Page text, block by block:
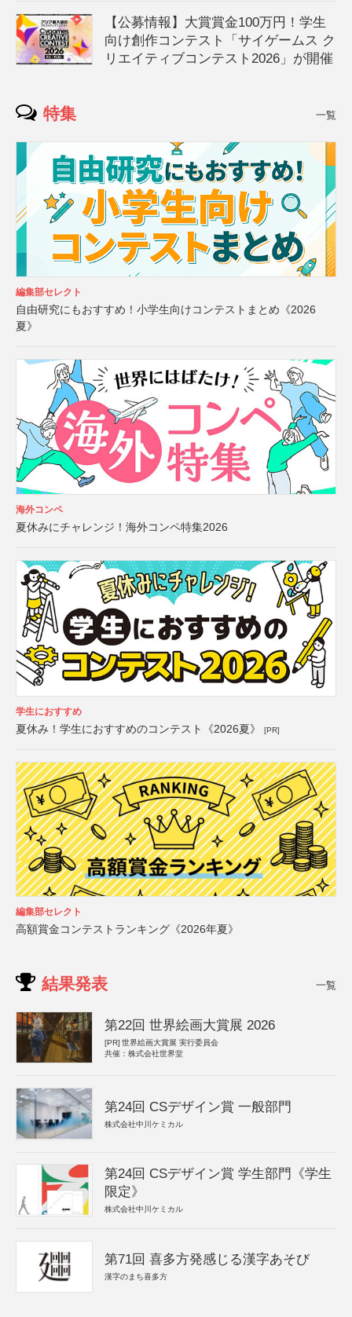
【公募情報】大賞賞金100万円！学生
向け創作コンテスト「サイゲームス ク
リエイティブコンテスト2026」が開催
特集 一覧
編集部セレクト
自由研究にもおすすめ！小学生向けコンテストまとめ《2026
夏》
海外コンペ
夏休みにチャレンジ！海外コンペ特集2026
学生におすすめ
夏休み！学生におすすめのコンテスト《2026夏》 [PR]
編集部セレクト
高額賞金コンテストランキング《2026年夏》
結果発表 一覧
第22回 世界絵画大賞展 2026
[PR] 世界絵画大賞展 実行委員会
共催：株式会社世界堂
第24回 CSデザイン賞 一般部門
株式会社中川ケミカル
第24回 CSデザイン賞 学生部門《学生
限定》
株式会社中川ケミカル
第71回 喜多方発感じる漢字あそび
漢字のまち喜多方